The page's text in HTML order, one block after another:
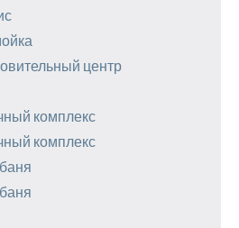
центр
комплекс
комплекс